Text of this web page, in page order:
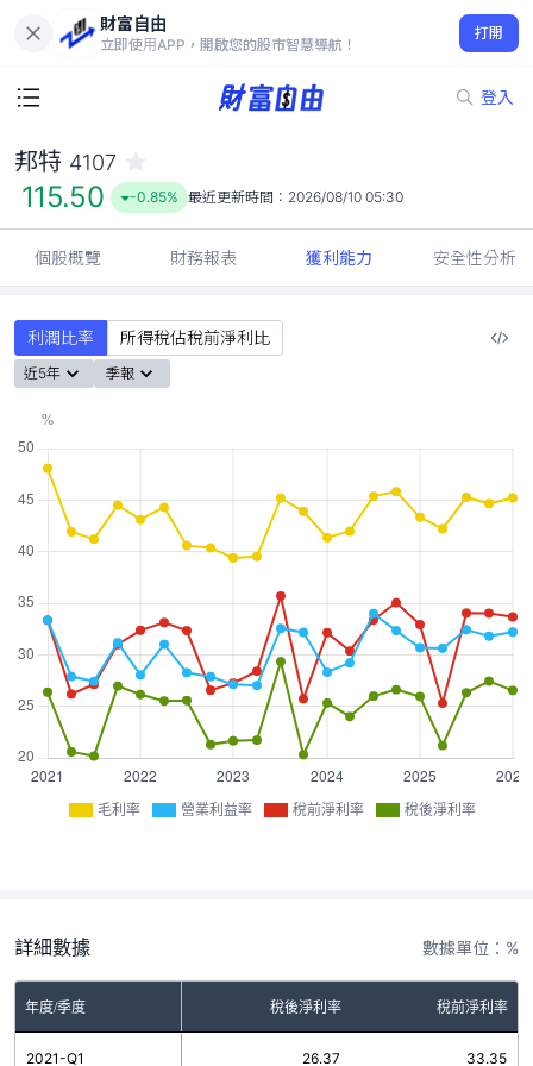
財富自由
立即使用APP，開啟您的股市智慧導航！
打開
登入
115.50
-0.85%
邦特 4107
115.50 -0.85% 最近更新時間： 2026/08/10 05:30
個股概覽 財務報表 獲利能力 安全性分析
利潤比率 所得稅佔稅前淨利比
近5年 季報
毛利率 營業利益率 稅前淨利率 稅後淨利率
詳細數據 數據單位：%
年度/季度 稅後淨利率 稅前淨利率
2021-Q1 26.37 33.35